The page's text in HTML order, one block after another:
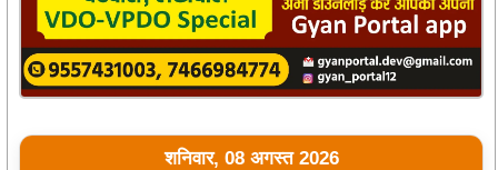
शनिवार, 08 अगस्त 2026